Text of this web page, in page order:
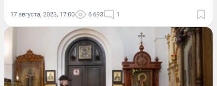
17 августа, 2023, 17:00 6 693 1